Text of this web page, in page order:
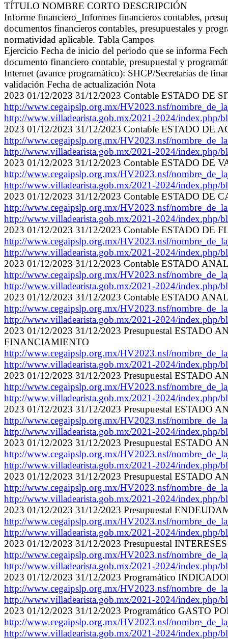
TÍTULO NOMBRE CORTO DESCRIPCIÓN
Informe financiero_Informes financieros contables,
documentos financieros contables, presupuestales y
normatividad aplicable. Tabla Campos
Ejercicio Fecha de inicio del periodo que se informa
documento financiero contable, presupuestal y
Internet (avance programático): SHCP/Secretarías de
validación Fecha de actualización Nota
2023 01/12/2023 31/12/2023 Contable ESTADO DE
http://www.cegaipslp.org.mx/HV2023.nsf/
http://www.villadearista.gob.mx/2021-2024/index.php/
2023 01/12/2023 31/12/2023 Contable ESTADO DE
http://www.cegaipslp.org.mx/HV2023.nsf/
http://www.villadearista.gob.mx/2021-2024/index.php/
2023 01/12/2023 31/12/2023 Contable ESTADO
http://www.cegaipslp.org.mx/HV2023.nsf/
http://www.villadearista.gob.mx/2021-2024/index.php/
2023 01/12/2023 31/12/2023 Contable ESTADO
http://www.cegaipslp.org.mx/HV2023.nsf/
http://www.villadearista.gob.mx/2021-2024/index.php/
2023 01/12/2023 31/12/2023 Contable ESTADO DE
http://www.cegaipslp.org.mx/HV2023.nsf/
http://www.villadearista.gob.mx/2021-2024/index.php/
2023 01/12/2023 31/12/2023 Contable ESTADO
http://www.cegaipslp.org.mx/HV2023.nsf/
http://www.villadearista.gob.mx/2021-2024/index.php/
2023 01/12/2023 31/12/2023 Contable ESTADO
http://www.cegaipslp.org.mx/HV2023.nsf/
http://www.villadearista.gob.mx/2021-2024/index.php/
2023 01/12/2023 31/12/2023 Presupuestal ESTADO
FINANCIAMIENTO
http://www.cegaipslp.org.mx/HV2023.nsf/
http://www.villadearista.gob.mx/2021-2024/index.php/
2023 01/12/2023 31/12/2023 Presupuestal ESTADO
http://www.cegaipslp.org.mx/HV2023.nsf/
http://www.villadearista.gob.mx/2021-2024/index.php/
2023 01/12/2023 31/12/2023 Presupuestal ESTADO
http://www.cegaipslp.org.mx/HV2023.nsf/
http://www.villadearista.gob.mx/2021-2024/index.php/
2023 01/12/2023 31/12/2023 Presupuestal ESTADO
http://www.cegaipslp.org.mx/HV2023.nsf/
http://www.villadearista.gob.mx/2021-2024/index.php/
2023 01/12/2023 31/12/2023 Presupuestal ESTADO
http://www.cegaipslp.org.mx/HV2023.nsf/
http://www.villadearista.gob.mx/2021-2024/index.php/
2023 01/12/2023 31/12/2023 Presupuestal
http://www.cegaipslp.org.mx/HV2023.nsf/
http://www.villadearista.gob.mx/2021-2024/index.php/
2023 01/12/2023 31/12/2023 Presupuestal
http://www.cegaipslp.org.mx/HV2023.nsf/
http://www.villadearista.gob.mx/2021-2024/index.php/
2023 01/12/2023 31/12/2023 Programático
http://www.cegaipslp.org.mx/HV2023.nsf/
http://www.villadearista.gob.mx/2021-2024/index.php/
2023 01/12/2023 31/12/2023 Programático GASTO
http://www.cegaipslp.org.mx/HV2023.nsf/
http://www.villadearista.gob.mx/2021-2024/index.php/